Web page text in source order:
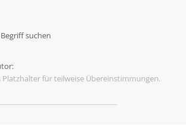
suchen
Platzhalter für teilweise Übereinstimmungen.